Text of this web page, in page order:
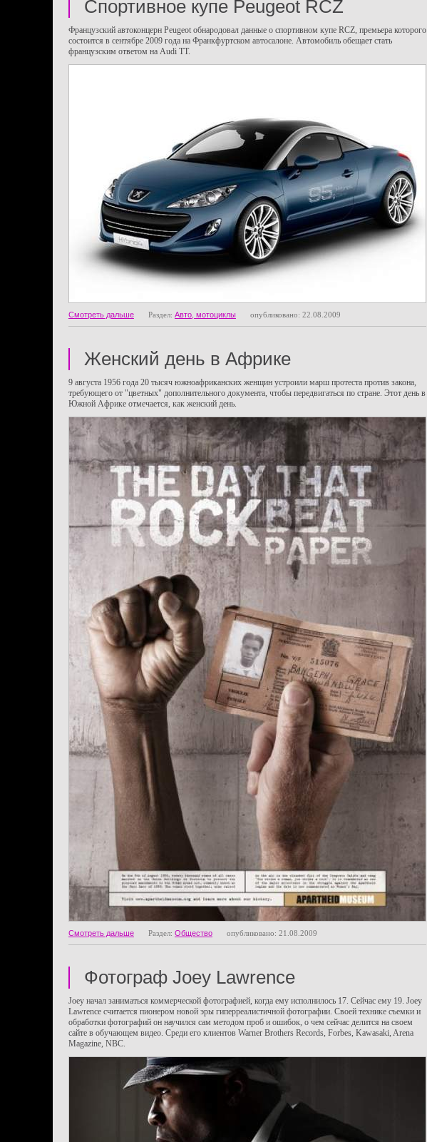
Спортивное купе Peugeot RCZ
Французский автоконцерн Peugeot обнародовал данные о спортивном купе RCZ, премьера которого
состоится в сентябре 2009 года на Франкфуртском автосалоне. Автомобиль обещает стать
французским ответом на Audi TT.
Смотреть дальше Раздел: Авто, мотоциклы опубликовано: 22.08.2009
Женский день в Африке
9 августа 1956 года 20 тысяч южноафриканских женщин устроили марш протеста против закона,
требующего от "цветных" дополнительного документа, чтобы передвигаться по стране. Этот день в
Южной Африке отмечается, как женский день.
Смотреть дальше Раздел: Общество опубликовано: 21.08.2009
Фотограф Joey Lawrence
Joey начал заниматься коммерческой фотографией, когда ему исполнилось 17. Сейчас ему 19. Joey
Lawrence считается пионером новой эры гиперреалистичной фотографии. Своей технике съемки и
обработки фотографий он научился сам методом проб и ошибок, о чем сейчас делится на своем
сайте в обучающем видео. Среди его клиентов Warner Brothers Records, Forbes, Kawasaki, Arena
Magazine, NBC.